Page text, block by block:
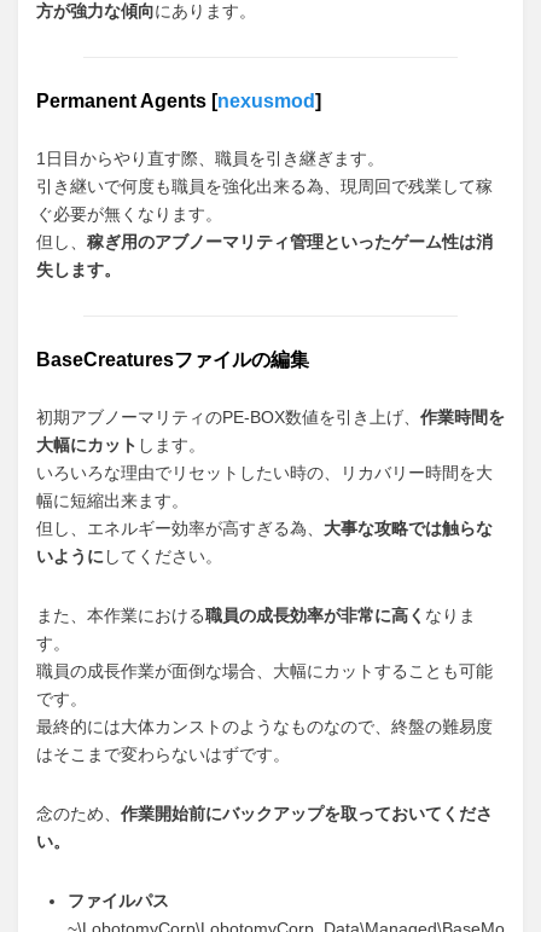
方が強力な傾向にあります。
Permanent Agents [nexusmod]
1日目からやり直す際、職員を引き継ぎます。
引き継いで何度も職員を強化出来る為、現周回で残業して稼
ぐ必要が無くなります。
但し、 稼ぎ用のアブノーマリティ管理といったゲーム性は消
失します。
BaseCreaturesファイルの編集
初期アブノーマリティのPE-BOX数値を引き上げ、 作業時間を
大幅にカット します。
いろいろな理由でリセットしたい時の、リカバリー時間を大
幅に短縮出来ます。
但し、エネルギー効率が高すぎる為、 大事な攻略では触らな
いようにしてください。
また、本作業における職員の成長効率が非常に高く なりま
す。
職員の成長作業が面倒な場合、大幅にカットすることも可能
です。
最終的には大体カンストのようなものなので、終盤の難易度
はそこまで変わらないはずです。
念のため、 作業開始前にバックアップを取っておいてくださ
い。
ファイルパス